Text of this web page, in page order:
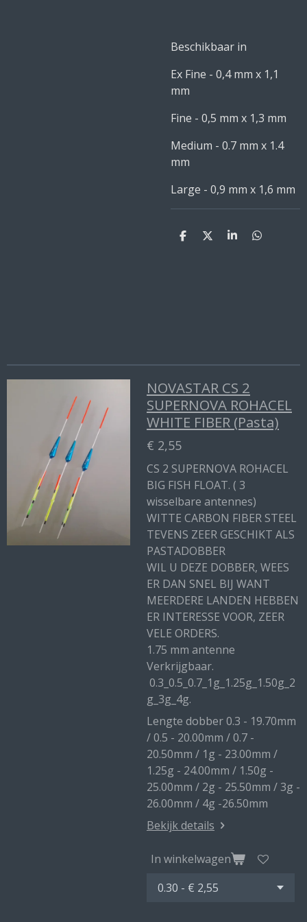
Beschikbaar in
Ex Fine - 0,4 mm x 1,1
mm
Fine - 0,5 mm x 1,3 mm
Medium - 0.7 mm x 1.4
mm
Large - 0,9 mm x 1,6 mm
D
D
S
D
NOVASTAR CS 2
SUPERNOVA ROHACEL
WHITE FIBER (Pasta)
€ 2,55
CS 2 SUPERNOVA ROHACEL
BIG FISH FLOAT. ( 3
wisselbare antennes)
WITTE CARBON FIBER STEEL
TEVENS ZEER GESCHIKT ALS
PASTADOBBER
WIL U DEZE DOBBER, WEES
ER DAN SNEL BIJ WANT
MEERDERE LANDEN HEBBEN
ER INTERESSE VOOR, ZEER
VELE ORDERS.
1.75 mm antenne
Verkrijgbaar.
0.3_0.5_0.7_1g_1.25g_1.50g_2
g_3g_4g.
Lengte dobber 0.3 - 19.70mm
/ 0.5 - 20.00mm / 0.7 -
20.50mm / 1g - 23.00mm /
1.25g - 24.00mm / 1.50g -
25.00mm / 2g - 25.50mm / 3g -
26.00mm / 4g -26.50mm
Bekijk details
In winkelwagen